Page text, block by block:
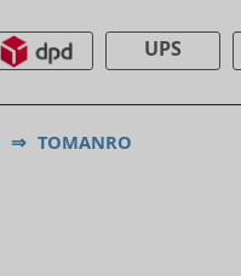
UPS
⇒ TOMANRO